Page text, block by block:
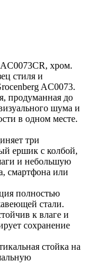
хром.
стиля и
AC0073.
продуманная до
шума и
в одном месте.
три
ершик с колбой,
и небольшую
смартфона или
полностью
стали.
к влаге и
сохранение
стойка на